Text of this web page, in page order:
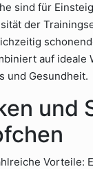
sind für
der
auf
und Gesundheit.
und
Vorteile: